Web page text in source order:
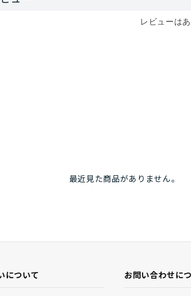
レビューは
のヘルメットに求めることはシンプルに２つ。まず
てのヘルメットです。
最近見た商品がありません。
について お問い合わせに